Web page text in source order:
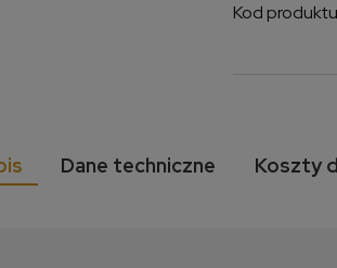
Kod
Dane techniczne Koszty